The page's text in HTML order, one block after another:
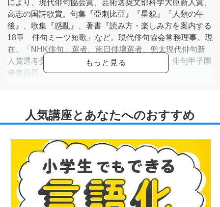
により、現代俳句協会賞、芸術選奨文部科学大臣新人賞、
高志の国詩歌賞。句集『亞刺比亞』『星貌』『人類の午
後』、歌集『惑亂』、著書『読み方・楽しみ方を案内する
18章 俳句ミーツ短歌』など。現代俳句協会常務理事。現
在、「NHK俳句」選者、南日俳壇選者、兜太現代俳句新
人賞選考委員、全国俳誌協会新人賞選考委員、俳句甲子園
審査員長。
人間を乗り継いでゆく神の旅
息白く唄ふガス室までの距離
【代表歌】
疵口の癒着のごとき繋がりをたもちて母と道歩くなり
ぬばたまの黒酢酢豚を切り分けて闇さらに濃く一家団欒
人間をやめよと言はれあつさりと辞めたる晩はそよぐほか
なく